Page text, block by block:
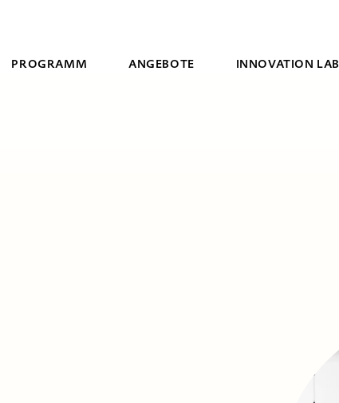
PROGRAMM ANGEBOTE INNOVATION LAB